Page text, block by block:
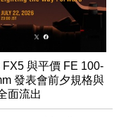
FX5 與平價 FE 100-
發表會前夕規格與
面流出